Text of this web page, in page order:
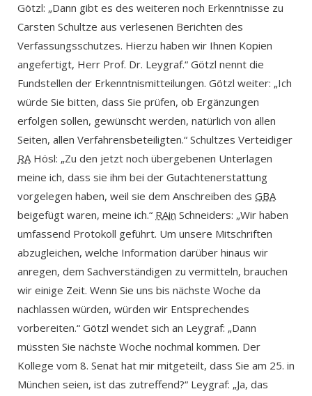
Götzl: „Dann gibt es des weiteren noch Erkenntnisse zu
Carsten Schultze aus verlesenen Berichten des
Verfassungsschutzes. Hierzu haben wir Ihnen Kopien
angefertigt, Herr Prof. Dr. Leygraf.“ Götzl nennt die
Fundstellen der Erkenntnismitteilungen. Götzl weiter: „Ich
würde Sie bitten, dass Sie prüfen, ob Ergänzungen
erfolgen sollen, gewünscht werden, natürlich von allen
Seiten, allen Verfahrensbeteiligten.“ Schultzes Verteidiger
RAHösl: „Zu den jetzt noch übergebenen Unterlagen
meine ich, dass sie ihm bei der Gutachtenerstattung
vorgelegen haben, weil sie dem Anschreiben des GBA
beigefügt waren, meine ich.“ RAin Schneiders: „Wir haben
umfassend Protokoll geführt. Um unsere Mitschriften
abzugleichen, welche Information darüber hinaus wir
anregen, dem Sachverständigen zu vermitteln, brauchen
wir einige Zeit. Wenn Sie uns bis nächste Woche da
nachlassen würden, würden wir Entsprechendes
vorbereiten.“ Götzl wendet sich an Leygraf: „Dann
müssten Sie nächste Woche nochmal kommen. Der
Kollege vom 8. Senat hat mir mitgeteilt, dass Sie am 25. in
München seien, ist das zutreffend?“ Leygraf: „Ja, das